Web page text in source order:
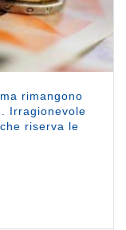
rimangono
Irragionevole
riserva le